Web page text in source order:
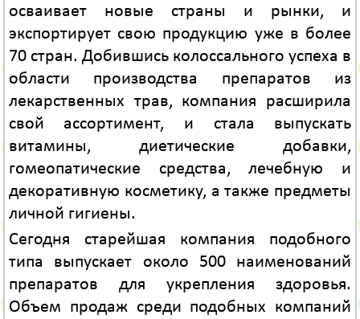
осваивает новые страны и рынки, и
экспортирует свою продукцию уже в более
70 стран. Добившись колоссального успеха в
области производства препаратов из
лекарственных трав, компания расширила
свой ассортимент, и стала выпускать
витамины, диетические добавки,
гомеопатические средства, лечебную и
декоративную косметику, а также предметы
личной гигиены.
Сегодня старейшая компания подобного
типа выпускает около 500 наименований
препаратов для укрепления здоровья.
Объем продаж среди подобных компаний